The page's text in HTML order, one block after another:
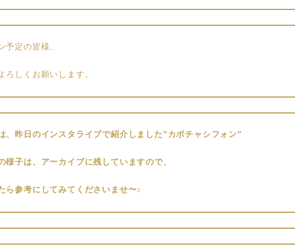
予定の皆様、
ろしくお願いします。
、昨日のインスタライブで紹介しました”カボチャシフォン”
様子は、アーカイブに残していますので、
ら参考にしてみてくださいませ〜♪